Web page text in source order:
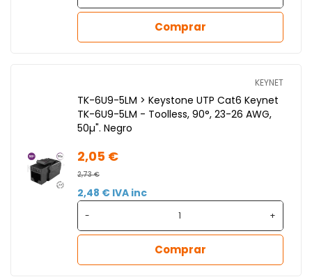
Comprar
KEYNET
TK-6U9-5LM > Keystone UTP Cat6 Keynet
TK-6U9-5LM - Toolless, 90°, 23-26 AWG,
50µ". Negro
2,05 €
2,73 €
2,48 € IVA inc
- +
Comprar